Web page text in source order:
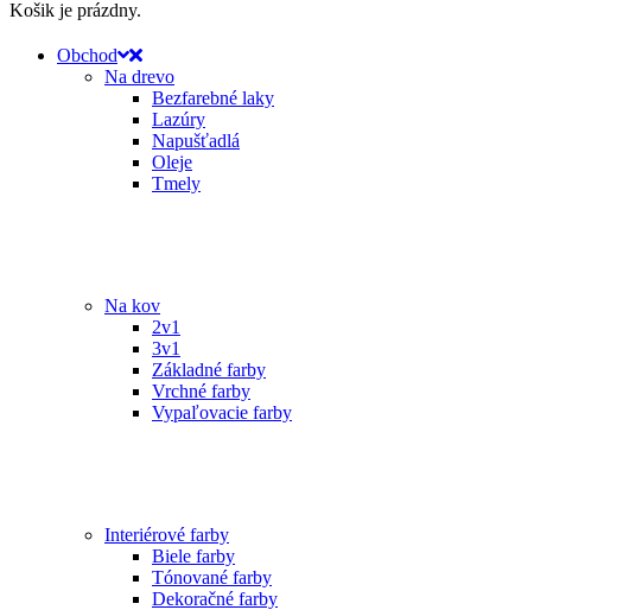
Košik je prázdny.
Obchod
Na drevo
Bezfarebné laky
Lazúry
Napušťadlá
Oleje
Tmely
Na kov
2v1
3v1
Základné farby
Vrchné farby
Vypaľovacie farby
Interiérové farby
Biele farby
Tónované farby
Dekoračné farby